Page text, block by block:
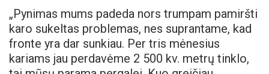
„Pynimas mums padeda nors trumpam pamiršti
karo sukeltas problemas, nes suprantame, kad
fronte yra dar sunkiau. Per tris mėnesius
kariams jau perdavėme 2 500 kv. metrų tinklo,